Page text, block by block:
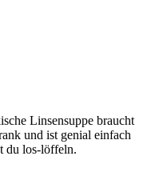
Linsensuppe braucht
und ist genial einfach
du los-löffeln.